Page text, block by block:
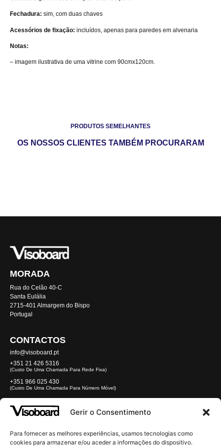
Gerir o Consentimento
Para fornecer as melhores experiências, usamos tecnologias como
cookies para armazenar e/ou aceder a informações do dispositivo.
Fechadura: sim, com duas chaves
Acessórios de fixação: incluídos, apenas para paredes em alvenaria
Notas:
– imagem ilustrativa de uma vitrine com 90cmx120cm.
PRODUTOS SEMELHANTES
OS NOSSOS CLIENTES TAMBÉM PROCURARAM
MORADA
Rua do Celão 40-C
Santa Eulália
2715-401 Almargem do Bispo
Portugal
CONTACTOS
info@visoboard.pt
+351 21 426 5316
(custo De Uma Chamada Para Rede Fixa)
+351 966 025 430
(custo De Uma Chamada Para Número Móvel)
REDES
NEWSLETTER